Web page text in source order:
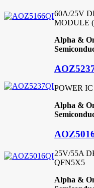
60A/25V
MODULE
Alpha &
POWER
Alpha &
25V/55A
QFN5X5
Alpha &